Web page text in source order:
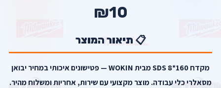
₪10
📋 תיאור המוצר
מקדח SDS 8*160 מבית WOKIN — פטישונים איכותי במחיר יבואן
מסאלרי כלי עבודה. מוצר מקצועי עם שירות, אחריות ומשלוח מהיר.